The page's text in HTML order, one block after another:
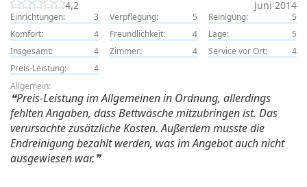
4,2 Juni 2014
Einrichtungen: 3 Verpflegung: 5 Reinigung:
5
Komfort:
4 Freundlichkeit: 4 Lage:
5
Insgesamt:
4 Zimmer: 4 Service vor Ort:
4
Preis-Leistung:
4
Allgemein:
Preis-Leistung im Allgemeinen in Ordnung, allerdings
fehlten Angaben, dass Bettwäsche mitzubringen ist. Das
verursachte zusätzliche Kosten. Außerdem musste die
Endreinigung bezahlt werden, was im Angebot auch nicht
ausgewiesen war.